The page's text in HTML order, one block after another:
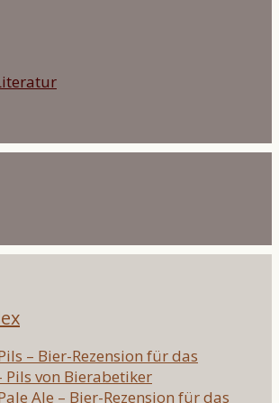
– Bier-Rezension für das
Pils von Bierabetiker
Ale – Bier-Rezension für das